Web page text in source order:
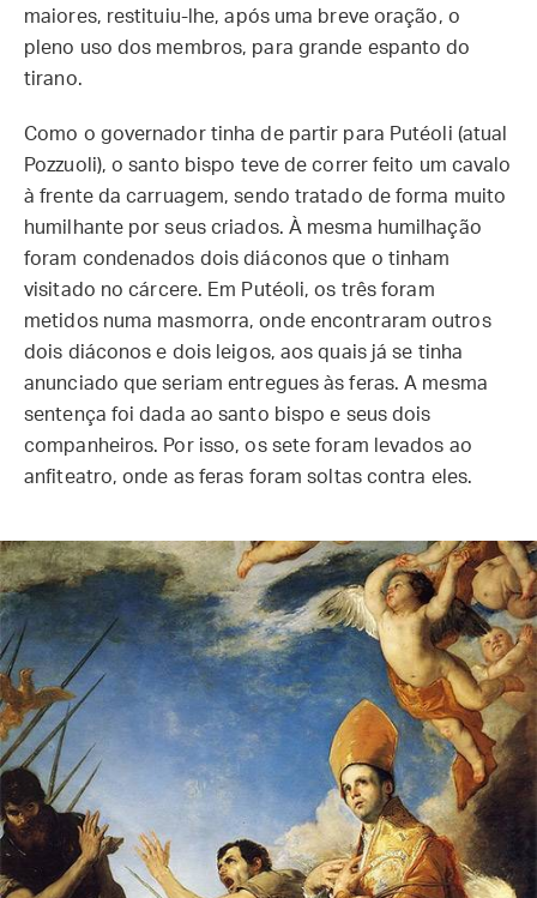
maiores, restituiu-lhe, após uma breve oração, o
pleno uso dos membros, para grande espanto do
tirano.
Como o governador tinha de partir para Putéoli (atual
Pozzuoli), o santo bispo teve de correr feito um cavalo
à frente da carruagem, sendo tratado de forma muito
humilhante por seus criados. À mesma humilhação
foram condenados dois diáconos que o tinham
visitado no cárcere. Em Putéoli, os três foram
metidos numa masmorra, onde encontraram outros
dois diáconos e dois leigos, aos quais já se tinha
anunciado que seriam entregues às feras. A mesma
sentença foi dada ao santo bispo e seus dois
companheiros. Por isso, os sete foram levados ao
anfiteatro, onde as feras foram soltas contra eles.